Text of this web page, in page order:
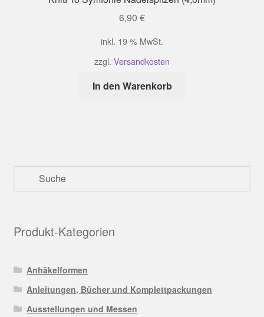
6,90 €
inkl. 19 % MwSt.
zzgl. Versandkosten
In den Warenkorb
Produkt-Kategorien
Anhäkelformen
Anleitungen, Bücher und Komplettpackungen
Ausstellungen und Messen